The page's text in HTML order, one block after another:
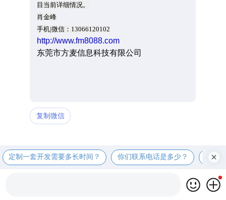
目当前详细情况。
肖金峰
手机|微信：13066120102
http://www.fm8088.com
东莞市方麦信息科技有限公司
复制微信
定制一套开发需要多长时间？ 你们联系电话是多少？ 定制